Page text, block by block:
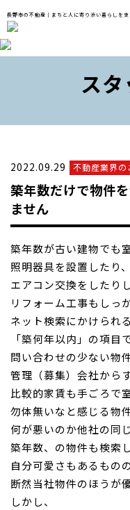
長野市の不動産｜まちと人に寄り添い暮らしを支
不動産の
ス
ス
2022.09.29 不動産業界の
築年数だけで物件
ません
築年数が古い建物でも
照明器具を設置したり、
エアコン交換を したり
リフォーム工事もしっ
ネット検索にかけられる
「築何年以内」 の項目
問い合わせの少ない物
管理（募集）会社からす
比較的家賃も手ごろで
勿体無いなと感じる物
何が悪いのか他社の同
築年数、 の物件も検索
自分可愛さもあるものの
断然当社物件のほうが
しかし、